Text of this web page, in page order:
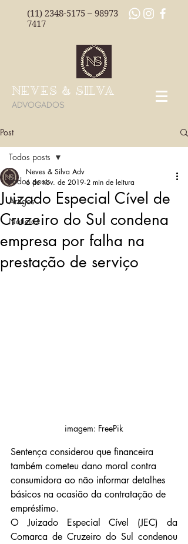
(11) 2348-5175 – 98973
7417
NEVES & SILVA
ADVOGADOS
Post
Todos posts
Artigos
Notícias
Todos posts
Juizado Especial Cível de
Cruzeiro do Sul condena
empresa por falha na
prestação de serviço
Neves & Silva Adv
6 de nov. de 2019 2 min de leitura
imagem: FreePik
Sentença considerou que financeira
também cometeu dano moral contra
consumidora ao não informar detalhes
básicos na ocasião da contratação de
empréstimo.
O Juizado Especial Cível (JEC) da
Comarca de Cruzeiro do Sul condenou